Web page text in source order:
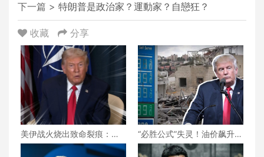
下一篇 > 特朗普是政治家？運動家？自戀狂？
收藏 分享
美伊战火烧出致命裂痕：吕
特低调求和却碰壁，北约正
走向事实性崩塌？
“必胜公式”失灵！油价飙升、
民怨沸腾，美伊之战特朗普
将如何收场？